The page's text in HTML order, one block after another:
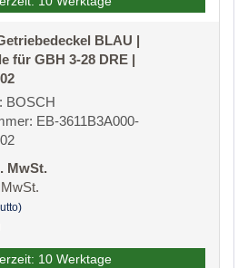
BLAU |
für GBH 3-28 DRE |
BOSCH
EB-3611B3A000-
MwSt.
10 Werktage